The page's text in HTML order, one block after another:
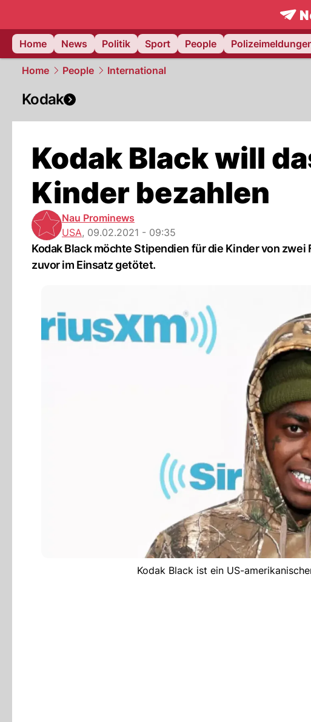
Home
News Politik Sport People
Home People International
Kodak
Kodak Black will
Kinder bezahlen
Nau Prominews
USA, 09.02.2021 - 09:35
Kodak Black möchte Stipendien für die Kinder von
zuvor im Einsatz getötet.
Kodak Black ist ein US-